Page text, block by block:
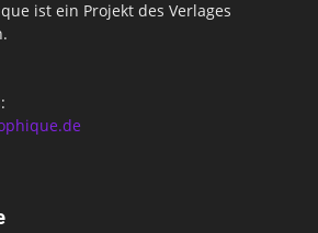
ist ein Projekt des Verlages